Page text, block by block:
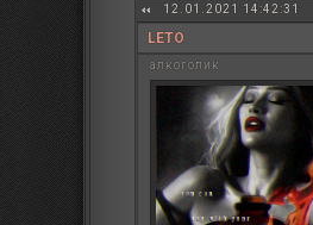
12.01.2021 14:42:31
LETO
алкоголик